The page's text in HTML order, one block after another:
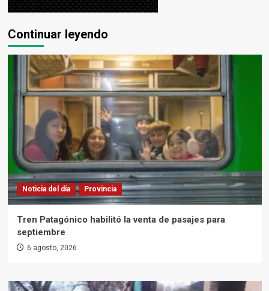
Continuar leyendo
Noticia del día Provincia
Tren Patagónico habilitó la venta de pasajes para
septiembre
6 agosto, 2026